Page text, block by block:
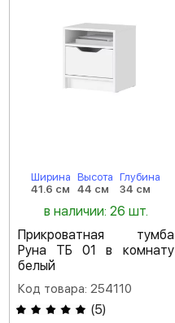
Ширина
41.6 см
Высота
44 см
Глубина
34 см
в наличии: 26 шт.
Прикроватная тумба
Руна ТБ 01 в комнату
белый
Код товара: 254110
(5)